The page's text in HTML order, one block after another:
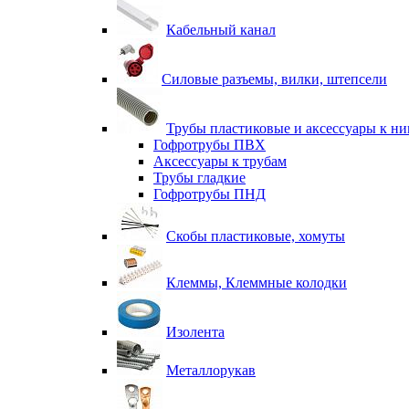
Кабельный канал
Силовые разъемы, вилки, штепсели
Трубы пластиковые и аксессуары к
Гофротрубы ПВХ
Аксессуары к трубам
Трубы гладкие
Гофротрубы ПНД
Скобы пластиковые, хомуты
Клеммы, Клеммные колодки
Изолента
Металлорукав